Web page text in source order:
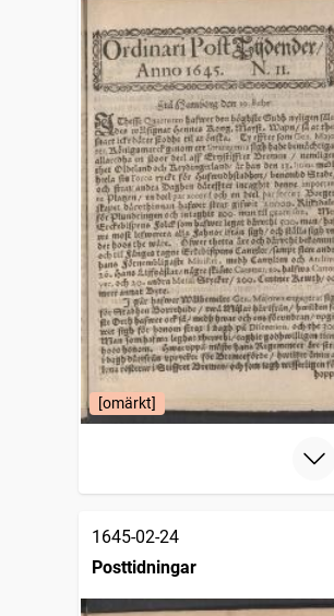
[omärkt]
1645-02-24
Posttidningar